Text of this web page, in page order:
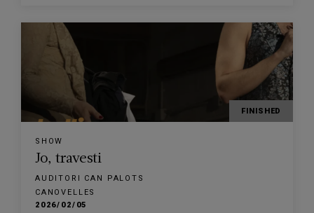
FINISHED
SHOW
Jo, travesti
AUDITORI CAN PALOTS
CANOVELLES
2026/02/05